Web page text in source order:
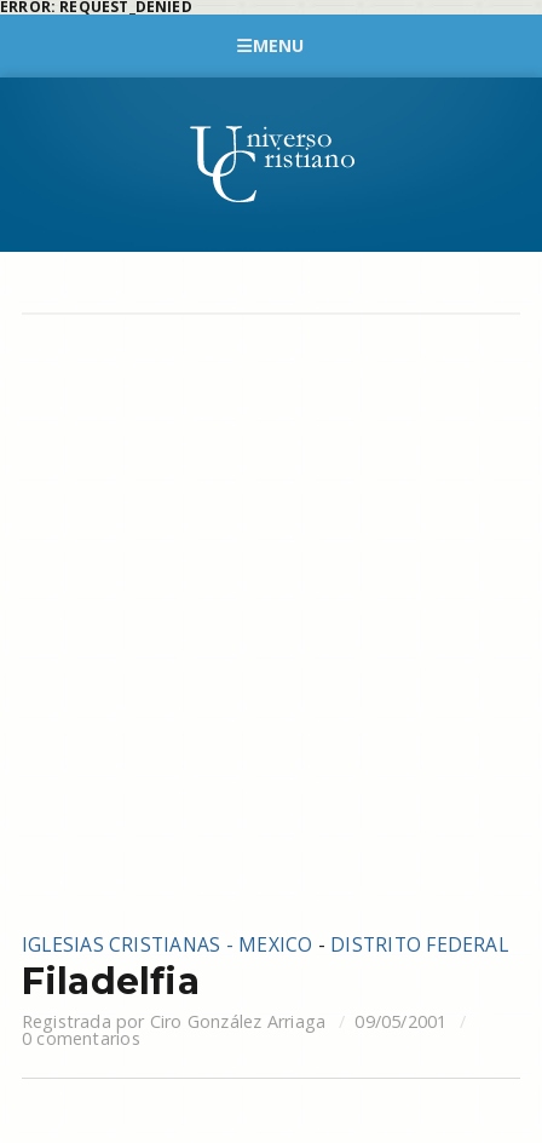
ERROR: REQUEST_DENIED
MENU
IGLESIAS CRISTIANAS - MEXICO - DISTRITO FEDERAL
Filadelfia
Registrada por Ciro González Arriaga 09/05/2001
0 comentarios